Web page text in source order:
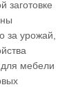
заготовке
за урожай,
для мебели